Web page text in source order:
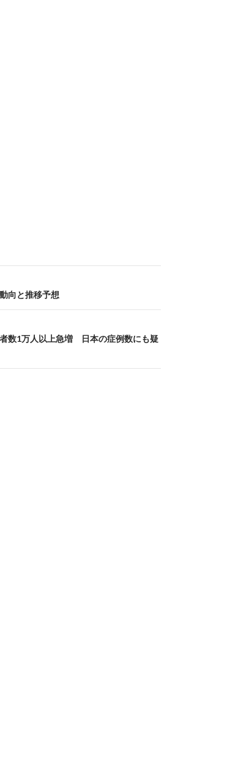
向と推移予想
数1万人以上急増 日本の症例数にも疑